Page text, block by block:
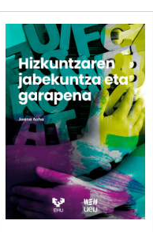
subpáginas